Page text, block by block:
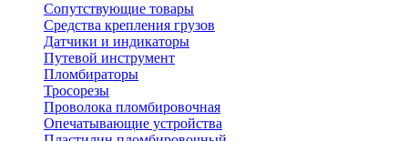
Сопутствующие товары
Средства крепления грузов
Датчики и индикаторы
Путевой инструмент
Пломбираторы
Тросорезы
Проволока пломбировочная
Опечатывающие устройства